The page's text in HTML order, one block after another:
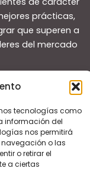
tecnologías como
información del
nos permitirá
o las
o retirar el
a ciertas
prácticas,
que superen a
del mercado
viaje